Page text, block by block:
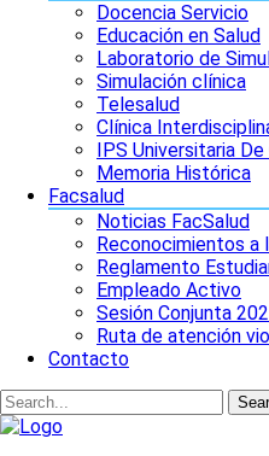
Docencia Servicio
Educación en Salud
Laboratorio de
Simulación clínica
Telesalud
Clínica
IPS Universitaria De
Memoria Histórica
Facsalud
Noticias FacSalud
Reconocimientos a
Reglamento
Empleado Activo
Sesión Conjunta
Ruta de atención
Contacto